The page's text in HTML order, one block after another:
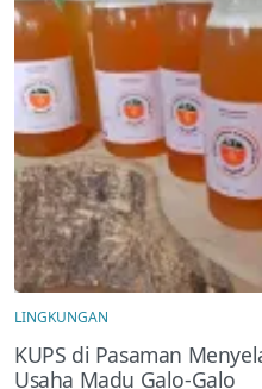
LINGKUNGAN
KUPS di Pasaman
Usaha Madu Galo-Galo